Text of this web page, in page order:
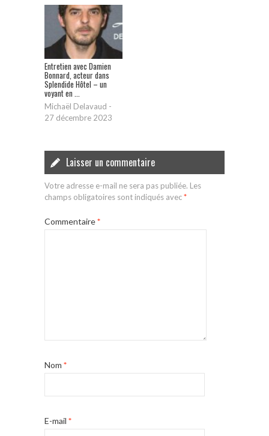
Entretien avec Damien
Bonnard, acteur dans
Splendide Hôtel – un
voyant en ...
Michaël Delavaud -
27 décembre 2023
Laisser un commentaire
Votre adresse e-mail ne sera pas publiée. Les
champs obligatoires sont indiqués avec*
Commentaire*
Nom *
E-mail *